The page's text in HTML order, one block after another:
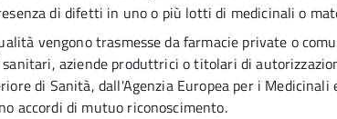
di difetti in uno o più lotti di medicinali o
vengono trasmesse da farmacie private o
aziende produttrici o titolari di
di Sanità, dall'Agenzia Europea per i
accordi di mutuo riconoscimento.